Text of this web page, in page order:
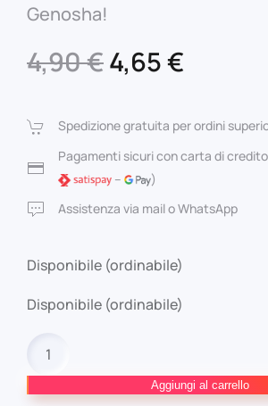
Genosha!
4,90€Il
originale
era:
4,90 €.
4,65€
è:
Spedizione gratuita per ordini
Pagamenti sicuri con carta di
–
)
Assistenza via mail o WhatsApp
Disponibile (ordinabile)
Disponibile (ordinabile)
Integrale
Aggiungi al carrello